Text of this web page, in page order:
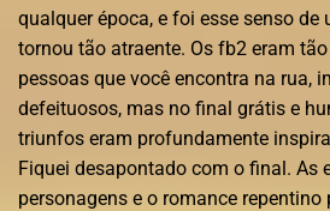
qualquer época, e foi esse senso de
tornou tão atraente. Os fb2 eram
pessoas que você encontra na rua,
defeituosos, mas no final grátis e
triunfos eram profundamente
Fiquei desapontado com o final. As
personagens e o romance